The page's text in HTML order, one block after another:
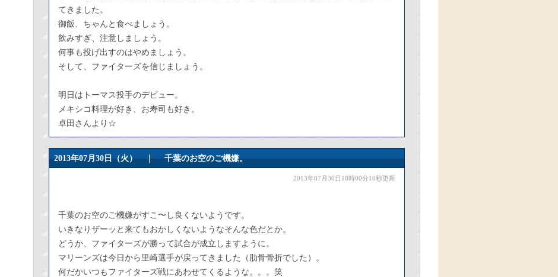
てきました。
御飯、ちゃんと食べましょう。
飲みすぎ、注意しましょう。
何事も投げ出すのはやめましょう。
そして、ファイターズを信じましょう。
明日はトーマス投手のデビュー。
メキシコ料理が好き、お寿司も好き。
卓田さんより☆
2013年07月30日（火） ｜千葉のお空のご機嫌。
2013年07月30日18時00分10秒更新
千葉のお空のご機嫌がすこ〜し良くないようです。
いきなりザーッと来てもおかしくないようなそんな色だとか。
どうか、ファイターズが勝って試合が成立しますように。
マリーンズは今日から里崎選手が戻ってきました（肋骨骨折でした）。
何だかいつもファイターズ戦にあわせてくるような。。。笑